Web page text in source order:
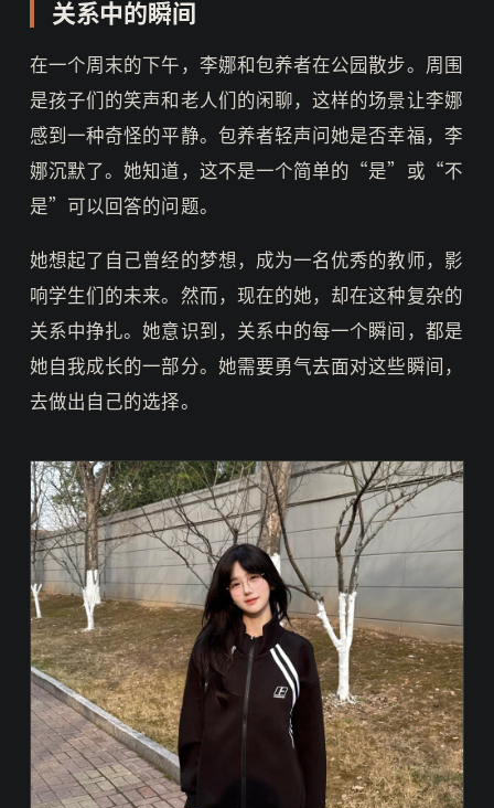
关系中的瞬间
在一个周末的下午，李娜和包养者在公园散步。周围
是孩子们的笑声和老人们的闲聊，这样的场景让李娜
感到一种奇怪的平静。包养者轻声问她是否幸福，李
娜沉默了。她知道，这不是一个简单的“是”或“不
是”可以回答的问题。
她想起了自己曾经的梦想，成为一名优秀的教师，影
响学生们的未来。然而，现在的她，却在这种复杂的
关系中挣扎。她意识到，关系中的每一个瞬间，都是
她自我成长的一部分。她需要勇气去面对这些瞬间，
去做出自己的选择。